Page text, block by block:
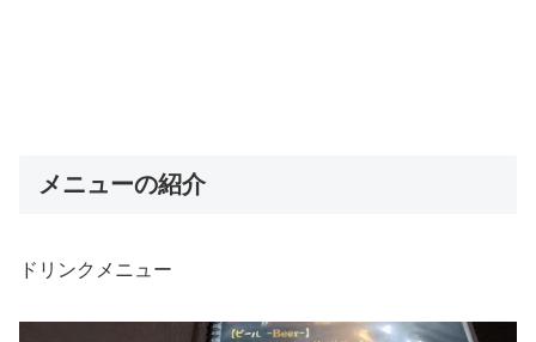
メニューの紹介
ドリンクメニュー